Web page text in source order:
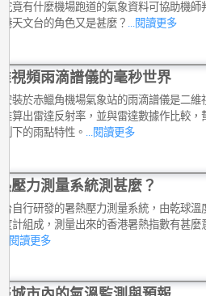
竟有什麼機場跑道的氣象資料可協助機師
天文台的角色又是甚麼？ ...閱讀更多
視頻雨滴譜儀的毫秒世界
裝於赤鱲角機場氣象站的雨滴譜儀是二維
算出雷達反射率，並與雷達數據作比較，
下的雨點特性。
...閱讀更多
壓力測量系統測甚麼？
自行研發的暑熱壓力測量系統，由乾球溫
計組成，測量出來的香港暑熱指數有甚麼
...閱讀更多